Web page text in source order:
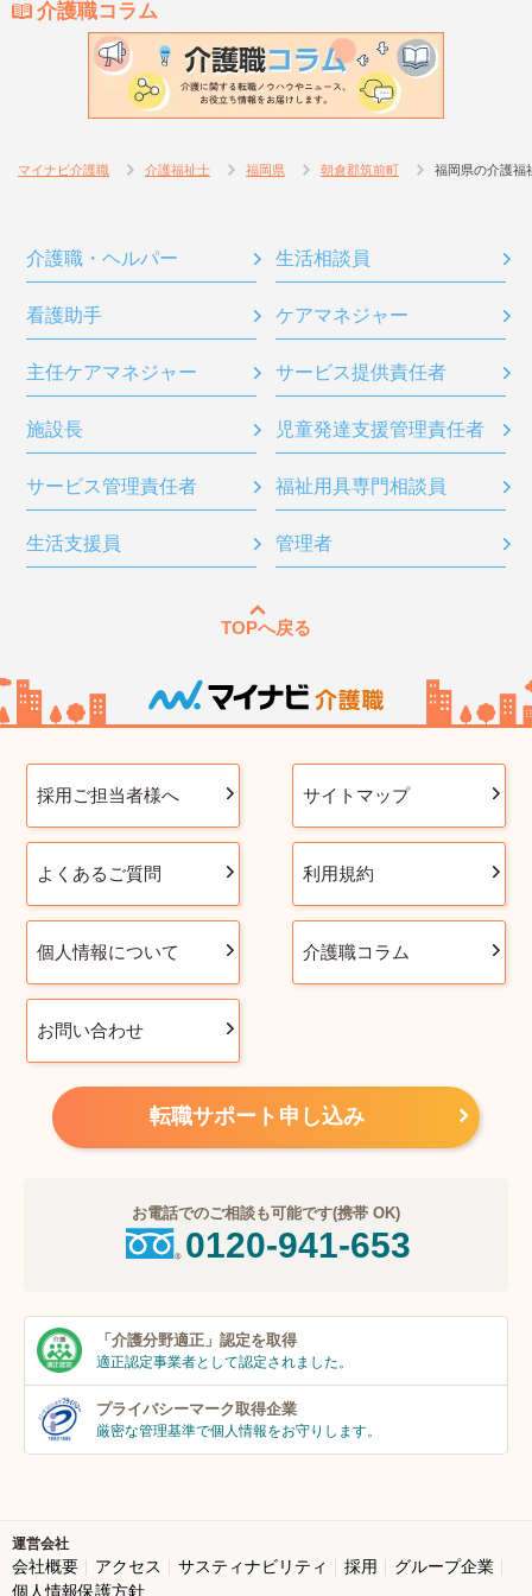
介護職コラム
マイナビ介護職 介護福祉士 福岡県 朝倉郡筑前町 福岡県の介護福
介護職・ヘルパー 生活相談員
看護助手 ケアマネジャー
主任ケアマネジャー サービス提供責任者
施設長 児童発達支援管理責任者
サービス管理責任者 福祉用具専門相談員
生活支援員 管理者
TOPへ戻る
採用ご担当者様へ サイトマップ
よくあるご質問 利用規約
個人情報について 介護職コラム
お問い合わせ
転職サポート申し込み
お電話でのご相談も可能です(携帯 OK)
0120-941-653
「介護分野適正」 認定を取得
適正認定事業者として認定されました。
プライバシーマーク取得企業
厳密な管理基準で個人情報をお守りします。
運営会社
会社概要 アクセス サスティナビリティ 採用
グループ企業
個人情報保護方針